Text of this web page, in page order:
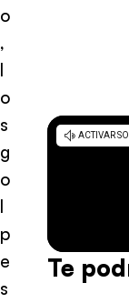
o
,
l
o
s
g
o
l
p
e
s
Te